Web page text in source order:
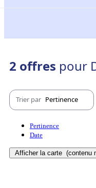
2 offres pour
Trier par Pertinence
Pertinence
Date
Afficher la carte (contenu